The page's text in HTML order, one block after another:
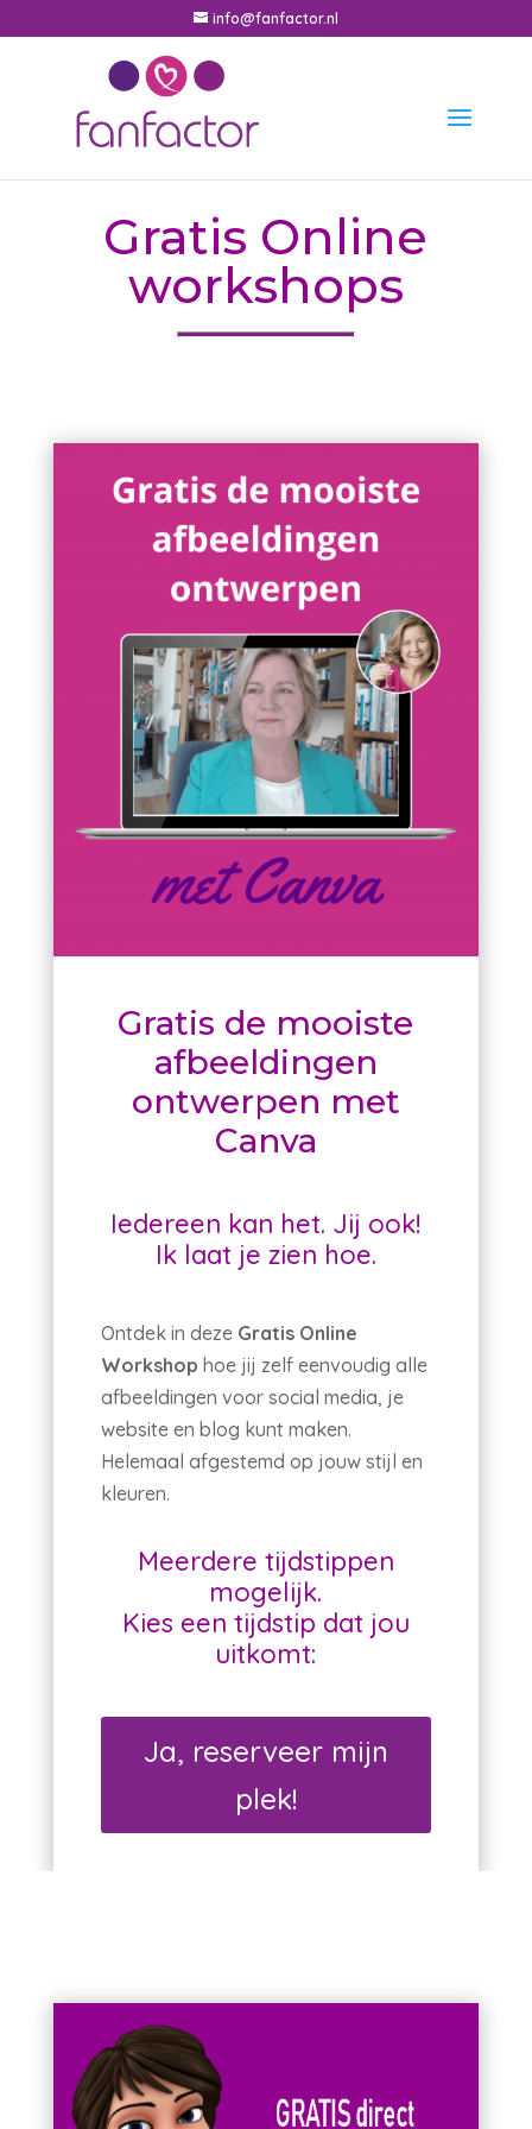
info@fanfactor.nl
Gratis Online
workshops
Gratis de mooiste
afbeeldingen
ontwerpen met
Canva
Iedereen kan het. Jij ook!
Ik laat je zien hoe.
Ontdek in deze Gratis Online
Workshop hoe jij zelf eenvoudig alle
afbeeldingen voor social media, je
website en blog kunt maken.
Helemaal afgestemd op jouw stijl en
kleuren.
Meerdere tijdstippen
mogelijk.
Kies een tijdstip dat jou
uitkomt:
Ja, reserveer mijn
plek!